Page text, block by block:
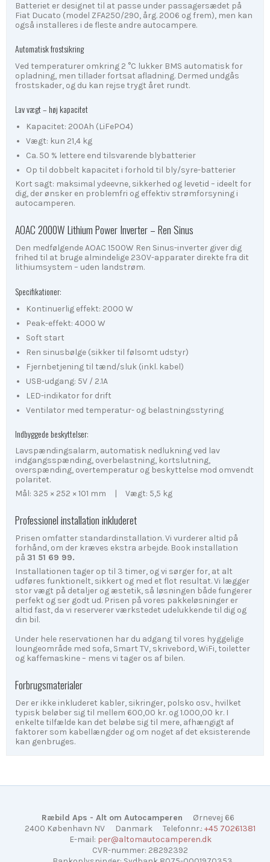
Batteriet er designet til at passe under passagersædet på
Fiat Ducato (model ZFA250/290, årg. 2006 og frem), men kan
også installeres i de fleste andre autocampere.
Automatisk frostsikring
Ved temperaturer omkring 2 °C lukker BMS automatisk for
opladning, men tillader fortsat afladning. Dermed undgås
frostskader, og du kan rejse trygt året rundt.
Lav vægt – høj kapacitet
Kapacitet: 200Ah (LiFePO4)
Vægt: kun 21,4 kg
Ca. 50 % lettere end tilsvarende blybatterier
Op til dobbelt kapacitet i forhold til bly/syre-batterier
Kort sagt: maksimal ydeevne, sikkerhed og levetid – ideelt for
dig, der ønsker en problemfri og effektiv strømforsyning i
autocamperen.
AOAC 2000W Lithium Power Inverter – Ren Sinus
Den medfølgende AOAC 1500W Ren Sinus-inverter giver dig
frihed til at bruge almindelige 230V-apparater direkte fra dit
lithiumsystem – uden landstrøm.
Specifikationer:
Kontinuerlig effekt: 2000 W
Peak-effekt: 4000 W
Soft start
Ren sinusbølge (sikker til følsomt udstyr)
Fjernbetjening til tænd/sluk (inkl. kabel)
USB-udgang: 5V / 2.1A
LED-indikator for drift
Ventilator med temperatur- og belastningsstyring
Indbyggede beskyttelser:
Lavspændingsalarm, automatisk nedlukning ved lav
indgangsspænding, overbelastning, kortslutning,
overspænding, overtemperatur og beskyttelse mod omvendt
polaritet.
Mål: 325 × 252 × 101 mm | Vægt: 5,5 kg
Professionel installation inkluderet
Prisen omfatter standardinstallation. Vi vurderer altid på
forhånd, om der kræves ekstra arbejde. Book installation
på 31 51 69 99.
Installationen tager op til 3 timer, og vi sørger for, at alt
udføres funktionelt, sikkert og med et flot resultat. Vi lægger
stor vægt på detaljer og æstetik, så løsningen både fungerer
perfekt og ser godt ud. Prisen på vores pakkeløsninger er
altid fast, da vi reserverer værkstedet udelukkende til dig og
din bil.
Under hele reservationen har du adgang til vores hyggelige
loungeområde med sofa, Smart TV, skrivebord, WiFi, toiletter
og kaffemaskine – mens vi tager os af bilen.
Forbrugsmaterialer
Der er ikke inkluderet kabler, sikringer, polsko osv., hvilket
typisk beløber sig til mellem 600,00 kr. og 1.000,00 kr. I
enkelte tilfælde kan det beløbe sig til mere, afhængigt af
faktorer som kabellængder og om noget af det eksisterende
kan genbruges.
Ræbild Aps - Alt om Autocamperen
Ørnevej 66
2400 København NV
Danmark Telefonnr.: +45 70261381
E-mail: per@altomautocamperen.dk
CVR-nummer: 28292392